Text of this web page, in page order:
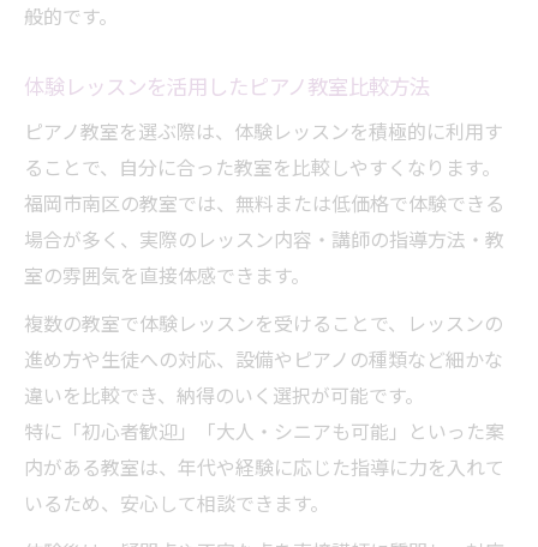
般的です。
体験レッスンを活用したピアノ教室比較方法
ピアノ教室を選ぶ際は、体験レッスンを積極的に利用す
ることで、自分に合った教室を比較しやすくなります。
福岡市南区の教室では、無料または低価格で体験できる
場合が多く、実際のレッスン内容・講師の指導方法・教
室の雰囲気を直接体感できます。
複数の教室で体験レッスンを受けることで、レッスンの
進め方や生徒への対応、設備やピアノの種類など細かな
違いを比較でき、納得のいく選択が可能です。
特に「初心者歓迎」「大人・シニアも可能」といった案
内がある教室は、年代や経験に応じた指導に力を入れて
いるため、安心して相談できます。